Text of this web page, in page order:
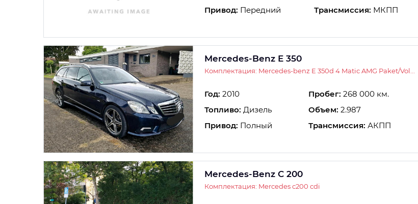
Привод: Передний Трансмиссия: МКПП
Mercedes-Benz E 350
Комплектация: Mercedes-benz E 350d 4 Matic AMG Paket/Vol...
Год: 2010 Пробег: 268 000 км.
Топливо: Дизель Объем: 2.987
Привод: Полный Трансмиссия: АКПП
Mercedes-Benz C 200
Комплектация: Mercedes c200 cdi